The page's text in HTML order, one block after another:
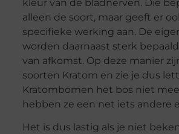
kleur van de bladnerven. Die
alleen de soort, maar geeft er
specifieke werking aan. De
worden daarnaast sterk
van afkomst. Op deze manier
soorten Kratom en zie je dus
Kratombomen het bos niet
hebben ze een net iets andere
Het is dus lastig als je niet